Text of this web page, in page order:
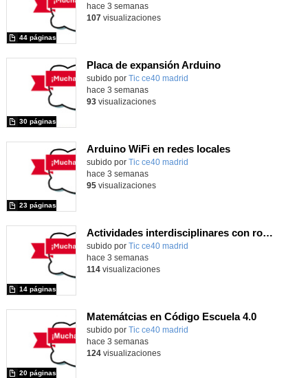
44 páginas
hace 3 semanas
107visualizaciones
Placa de expansión Arduino
Contenido educativo.
subido por Tic ce40 madrid
30 páginas
hace 3 semanas
93visualizaciones
Arduino WiFi en redes locales
Contenido educativo.
subido por Tic ce40 madrid
23 páginas
hace 3 semanas
95visualizaciones
Actividades interdisciplinares con robótica y pensamiento computacional
Contenido educativo.
subido por Tic ce40 madrid
14 páginas
hace 3 semanas
114visualizaciones
Matemátcias en Código Escuela 4.0
Contenido educativo.
subido por Tic ce40 madrid
20 páginas
hace 3 semanas
124visualizaciones